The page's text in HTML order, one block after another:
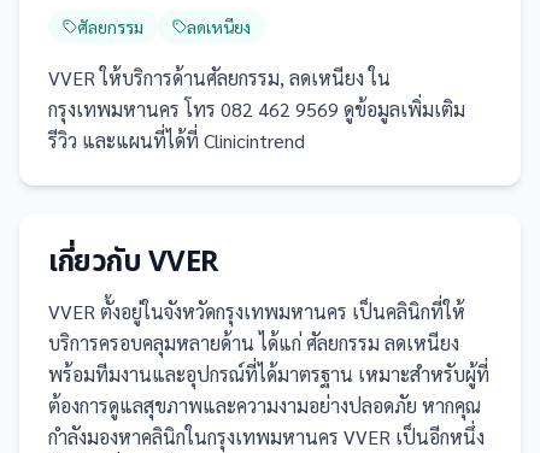
ศัลยกรรม ลดเหนียง
VVER ให้บริการด้านศัลยกรรม, ลดเหนียง ใน
กรุงเทพมหานคร โทร 082 462 9569 ดูข้อมูลเพิ่มเติม
รีวิว และแผนที่ได้ที่ Clinicintrend
เกี่ยวกับVVER
VVER ตั้งอยู่ในจังหวัดกรุงเทพมหานคร เป็นคลินิกที่ให้
บริการครอบคลุมหลายด้าน ได้แก่ ศัลยกรรม ลดเหนียง
พร้อมทีมงานและอุปกรณ์ที่ได้มาตรฐาน เหมาะสำหรับผู้ที่
ต้องการดูแลสุขภาพและความงามอย่างปลอดภัย หากคุณ
กำลังมองหาคลินิกในกรุงเทพมหานคร VVER เป็นอีกหนึ่ง